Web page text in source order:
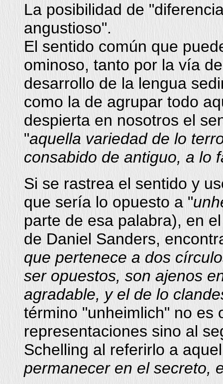
La posibilidad de
angustioso".
El sentido común que
ominoso, tanto por la vía
desarrollo de la lengua
como la de agrupar todo
despierta en nosotros el
"aquella variedad de lo
consabido de antiguo, a lo
Si se rastrea el sentido y
que sería lo opuesto a "
parte de esa palabra), en
de Daniel Sanders,
que pertenece a dos
ser opuestos, son ajenos
agradable, y el de lo
término "unheimlich" no es
representaciones sino al
Schelling al referirlo a
permanecer en el secreto,